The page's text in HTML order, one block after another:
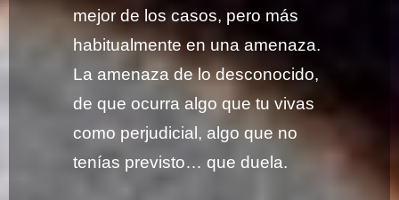
mejor de los casos, pero más
habitualmente en una amenaza.
La amenaza de lo desconocido,
de que ocurra algo que tu vivas
como perjudicial, algo que no
tenías previsto… que duela.